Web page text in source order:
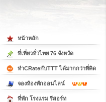
หน้าหลัก
ที่เที่ยวทั่วไทย 76 จังหวัด
ทำCRateกับTTT ได้มากกว่าที่คิด
จองห้องพักออนไลน์
ที่พัก โรงแรม รีสอร์ท